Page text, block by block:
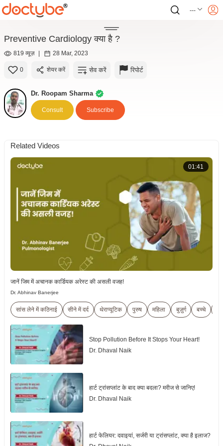
---
Preventive Cardiology क्या है ?
819 व्यूज़ | 28 Mar, 2023
0 शेयर करें सेव करें रिपोर्ट
Dr. Roopam Sharma
Consult Subscribe
Related Videos
01:41
जानें जिम में अचानक कार्डियक अरेस्ट की असली वजह!
Dr. Abhinav Banerjee
सांस लेने में कठिनाई सीने में दर्द थेराप्यूटिक पुरुष महिला बुज़ुर्ग बच्चे
Stop Pollution Before It Stops Your Heart!
Dr. Dhaval Naik
हार्ट ट्रांसप्लांट के बाद क्या बदला? मरीज से जानिए!
Dr. Dhaval Naik
हार्ट फेलियर: दवाइयां, सर्जरी या ट्रांसप्लांट, क्या है इलाज?